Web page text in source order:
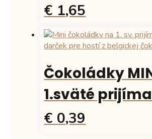
€ 1,65
Tento
produkt
má
viacero
variantov.
vybrať
Čokoládky
1.sväté
€ 0,39